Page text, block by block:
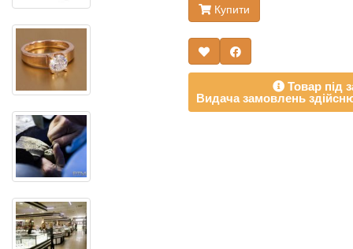
Купити
Товар під
Видача замовлень